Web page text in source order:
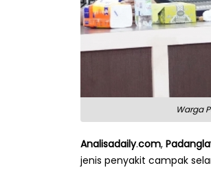
Warga
Analisadaily.com,
jenis penyakit campak